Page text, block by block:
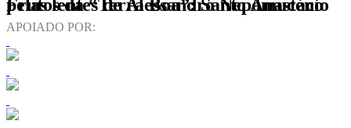
Frutos da “Terra Boa”: Santo Anastácio pelas lentes de Alessandro Nepomuceno
APOIADO POR: